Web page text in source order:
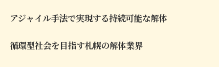
アジャイル手法で実現する持続可能な解体
循環型社会を目指す札幌の解体業界